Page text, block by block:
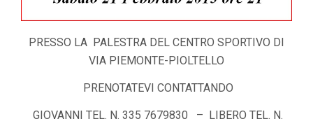
PRESSO LA PALESTRA DEL CENTRO SPORTIVO DI
VIA PIEMONTE-PIOLTELLO
PRENOTATEVI CONTATTANDO
GIOVANNI TEL. N. 335 7679830 – LIBERO TEL. N.